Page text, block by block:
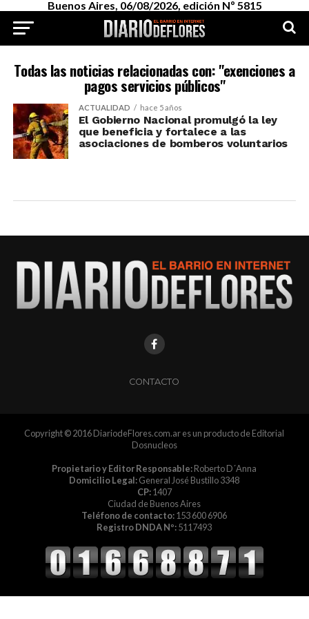
Buenos Aires, 06/08/2026, edición Nº 5815
Todas las noticias relacionadas con: "exenciones a
pagos servicios públicos"
ACTUALIDAD hace 5 años
El Gobierno Nacional promulgó la ley
que beneficia y fortalece a las
asociaciones de bomberos voluntarios
CONTACTO
Copyright © 2016 DiariodeFlores.com.ar es un producto de Editorial
Dosnucleos
Propietario y Editor Responsable:Roberto D´Anna
Domicilio Legal:General José Bustillo 3348
CP:1407
Ciudad de Buenos Aires
Teléfono de contacto:153 600 6906
Registro DNDA Nº:5117493